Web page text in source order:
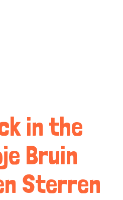
in the
Bruin
Sterren